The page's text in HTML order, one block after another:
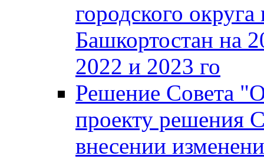
городского
Башкортостан на
2022 и 2023 го
Решение Совета
проекту решения
внесении